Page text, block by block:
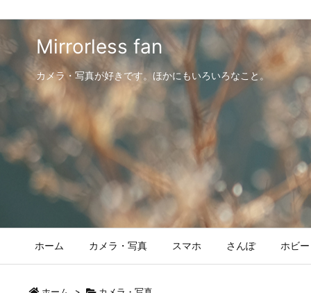
Mirrorless fan
カメラ・写真が好きです。ほかにもいろいろなこと。
ホーム カメラ・写真 スマホ さんぽ ホビー